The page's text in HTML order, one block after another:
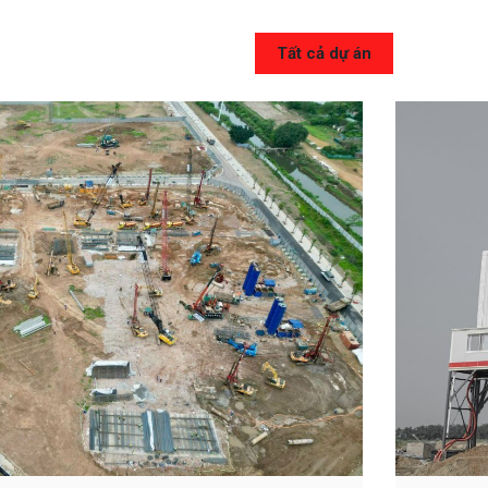
Tất cả dự án